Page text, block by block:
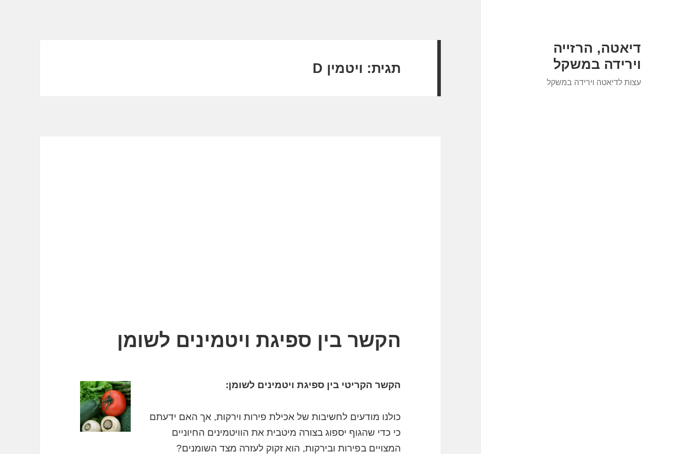
דיאטה, הרזייה
וירידה במשקל
עצות לדיאטה וירידה במשקל
תגית: ויטמין D
הקשר בין ספיגת ויטמינים לשומן
הקשר הקריטי בין ספיגת ויטמינים לשומן:
כולנו מודעים לחשיבות של אכילת פירות וירקות, אך האם ידעתם
כי כדי שהגוף יספוג בצורה מיטבית את הוויטמינים החיוניים
המצויים בפירות ובירקות, הוא זקוק לעזרה מצד השומנים?